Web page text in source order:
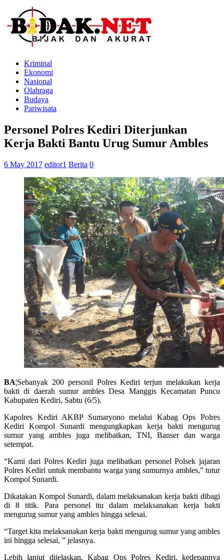
Kriminal
Ekonomi
Nasional
Olahraga
Budaya
Pariwisata
Personel Polres Kediri Diterjunkan
Kerja Bakti Bantu Urug Sumur Ambles
6 May 2017 editor1 Berita 0
BA¦Sebanyak 200 personil Polres Kediri terjun melakukan kerja
bakti di daerah sumur ambles Desa Manggis Kecamatan Puncu
Kabupaten Kediri, Sabtu (6/5).
Kapolres Kediri AKBP Sumaryono melalui Kabag Ops Polres
Kediri Kompol Sunardi mengungkapkan kerja bakti mengurug
sumur yang ambles juga melibatkan, TNI, Banser dan warga
setempat.
“Kami dari Polres Kediri juga melibatkan personel Polsek jajaran
Polres Kediri untuk membantu warga yang sumurnya ambles,” tutur
Kompol Sunardi.
Dikatakan Kompol Sunardi, dalam melaksanakan kerja bakti dibagi
di 8 titik. Para personel itu dalam melaksanakan kerja bakti
mengurug sumur yang ambles hingga selesai.
“Target kita melaksanakan kerja bakti mengurug sumur yang ambles
ini hingga selesai, ” jelasnya.
Lebih lanjut dijelaskan, Kabag Ops Polres Kediri, kedepannya